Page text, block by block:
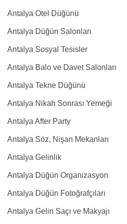
Antalya Otel Düğünü
Antalya Düğün Salonları
Antalya Sosyal Tesisler
Antalya Balo ve Davet Salonları
Antalya Tekne Düğünü
Antalya Nikah Sonrası Yemeği
Antalya After Party
Antalya Söz, Nişan Mekanları
Antalya Gelinlik
Antalya Düğün Organizasyon
Antalya Düğün Fotoğrafçıları
Antalya Gelin Saçı ve Makyajı